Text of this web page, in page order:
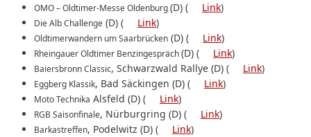
OMO – Oldtimer-Messe Oldenburg(D) ( Link)
Die Alb Challenge (D) ( Link)
Oldtimerwandern um Saarbrücken (D) ( Link)
Rheingauer Oldtimer Benzingespräch(D) ( Link)
Baiersbronn Classic, Schwarzwald Rallye (D) ( Link)
Eggberg Klassik, Bad Säckingen (D) ( Link)
Moto Technika Alsfeld (D) ( Link)
RGB Saisonfinale, Nürburgring (D) ( Link)
Barkastreffen, Podelwitz (D) ( Link)